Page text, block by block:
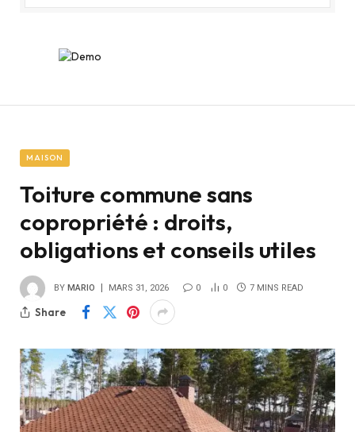
MAISON
Toiture commune sans
copropriété : droits,
obligations et conseils utiles
BY MARIO MARS 31, 2026 0 0 7 MINS READ
Share